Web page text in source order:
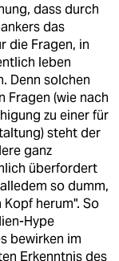
dass durch
das
die Fragen, in
leben
Denn solchen
Fragen (wie nach
zu einer für
steht der
ganz
überfordert
so dumm,
herum". So
Hype
bewirken im
Erkenntnis des